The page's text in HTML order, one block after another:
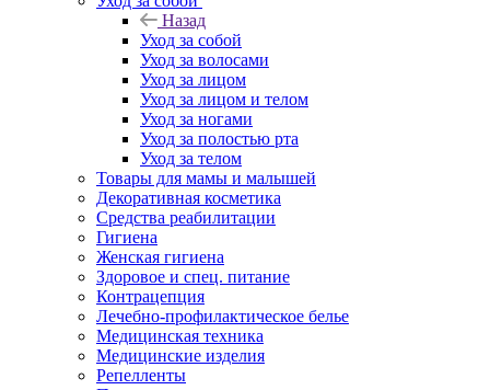
Назад
Уход за собой
Уход за волосами
Уход за лицом
Уход за лицом и телом
Уход за ногами
Уход за полостью рта
Уход за телом
Товары для мамы и малышей
Декоративная косметика
Средства реабилитации
Гигиена
Женская гигиена
Здоровое и спец. питание
Контрацепция
Лечебно-профилактическое белье
Медицинская техника
Медицинские изделия
Репелленты